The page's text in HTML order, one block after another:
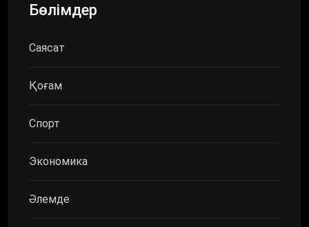
Бөлімдер
Саясат
Қоғам
Спорт
Экономика
Әлемде